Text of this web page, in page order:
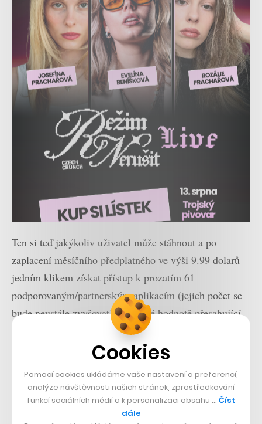
Ten si teď jakýkoliv uživatel může stáhnout a po
zaplacení měsíčního předplatného ve výši 9.99 dolarů
jedním klikem získat přístup k prozatím 61
podporovaným/partnerským aplikacím (jejich počet se
bude neustále zvyšovat) v celkové hodnotě přesahující
Je třeba však samozřejmě počítat s tím, že integrované
aplikace reálně nevlastníte, ale spíše si je formou
měsíčního paušálu „pronajímáte“.
Cookies
Pomocí cookies ukládáme vaše nastavení a preferencí,
analýze návštěvnosti našich stránek, zprostředkování
funkcí sociálních médií a k personalizaci obsahu … Číst
dále